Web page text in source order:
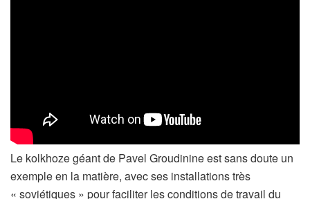
Le kolkhoze géant de Pavel Groudinine est sans doute un
exemple en la matière, avec ses installations très
« soviétiques » pour faciliter les conditions de travail du